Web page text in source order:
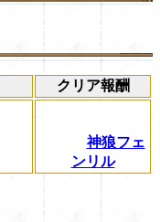
クリア報酬
神狼フェ
ンリル